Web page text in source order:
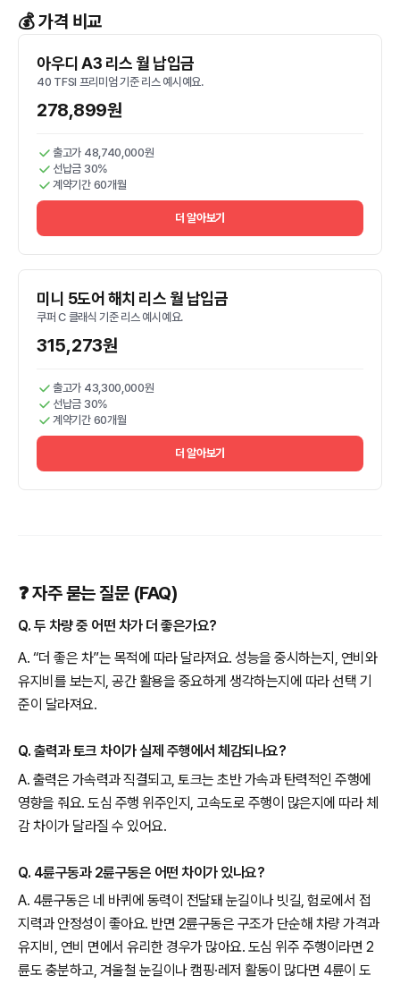
💰 가격 비교
아우디 A3 리스 월 납입금
40 TFSI 프리미엄 기준 리스 예시예요.
278,899원
출고가 48,740,000원
선납금 30%
계약기간 60개월
더 알아보기
미니 5도어 해치 리스 월 납입금
쿠퍼 C 클래식 기준 리스 예시예요.
315,273원
출고가 43,300,000원
선납금 30%
계약기간 60개월
더 알아보기
❓ 자주 묻는 질문 (FAQ)
Q. 두 차량 중 어떤 차가 더 좋은가요?
A. “더 좋은 차”는 목적에 따라 달라져요. 성능을 중시하는지, 연비와
유지비를 보는지, 공간 활용을 중요하게 생각하는지에 따라 선택 기
준이 달라져요.
Q. 출력과 토크 차이가 실제 주행에서 체감되나요?
A. 출력은 가속력과 직결되고, 토크는 초반 가속과 탄력적인 주행에
영향을 줘요. 도심 주행 위주인지, 고속도로 주행이 많은지에 따라 체
감 차이가 달라질 수 있어요.
Q. 4륜구동과 2륜구동은 어떤 차이가 있나요?
A. 4륜구동은 네 바퀴에 동력이 전달돼 눈길이나 빗길, 험로에서 접
지력과 안정성이 좋아요. 반면 2륜구동은 구조가 단순해 차량 가격과
유지비, 연비 면에서 유리한 경우가 많아요. 도심 위주 주행이라면 2
륜도 충분하고, 겨울철 눈길이나 캠핑·레저 활동이 많다면 4륜이 도